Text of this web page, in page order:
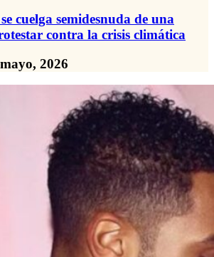
cuelga semidesnuda de una
contra la crisis climática
2026